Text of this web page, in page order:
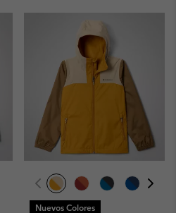
Nuevos Colores